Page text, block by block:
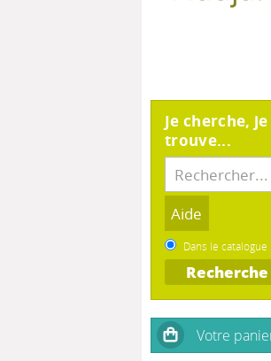
Je cherche, je
trouve...
Dans le catalogue